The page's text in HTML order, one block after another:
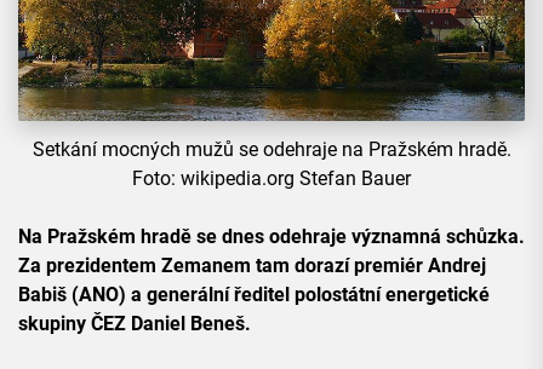
Setkání mocných mužů se odehraje na Pražském hradě.
Foto: wikipedia.org Stefan Bauer
Na Pražském hradě se dnes odehraje významná schůzka.
Za prezidentem Zemanem tam dorazí premiér Andrej
Babiš (ANO) a generální ředitel polostátní energetické
skupiny ČEZ Daniel Beneš.